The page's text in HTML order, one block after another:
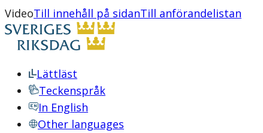
VideoTill innehåll på sidanTill anförandelistan
Lättläst
Teckenspråk
In English
Other languages